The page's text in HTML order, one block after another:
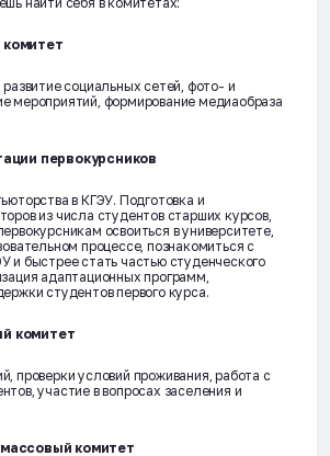
социальных сетей, фото- и
мероприятий, формирование медиаобраза
первокурсников
в КГЭУ. Подготовка и
из числа студентов старших курсов,
освоиться в университете,
процессе, познакомиться с
и быстрее стать частью студенческого
адаптационных программ,
студентов первого курса.
комитет
проверки условий проживания, работа с
участие в вопросах заселения и
комитет